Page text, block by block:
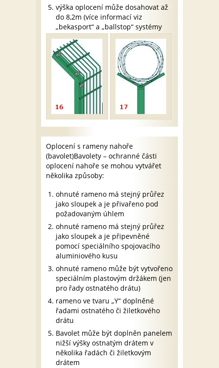
výška oplocení může dosahovat až
do 8,2m (více informací viz
„bekasport“ a „ballstop“ systémy
Oplocení s rameny nahoře
(bavolet)Bavolety – ochranné části
oplocení nahoře se mohou vytvářet
několika způsoby:
ohnuté rameno má stejný průřez
jako sloupek a je přivařeno pod
požadovaným úhlem
ohnuté rameno má stejný průřez
jako sloupek a je připevněné
pomocí speciálního spojovacího
aluminiového kusu
ohnuté rameno může být vytvořeno
speciálním plastovým držákem (jen
pro řady ostnatého drátu)
rameno ve tvaru „Y“ doplněné
řadami ostnatého či žiletkového
drátu
Bavolet může být doplněn panelem
nižší výšky ostnatým drátem v
několika řadách či žiletkovým
drátem